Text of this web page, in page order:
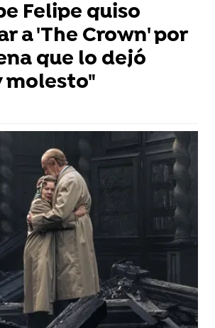
Felipe quiso
a 'The Crown' por
que lo dejó
molesto"